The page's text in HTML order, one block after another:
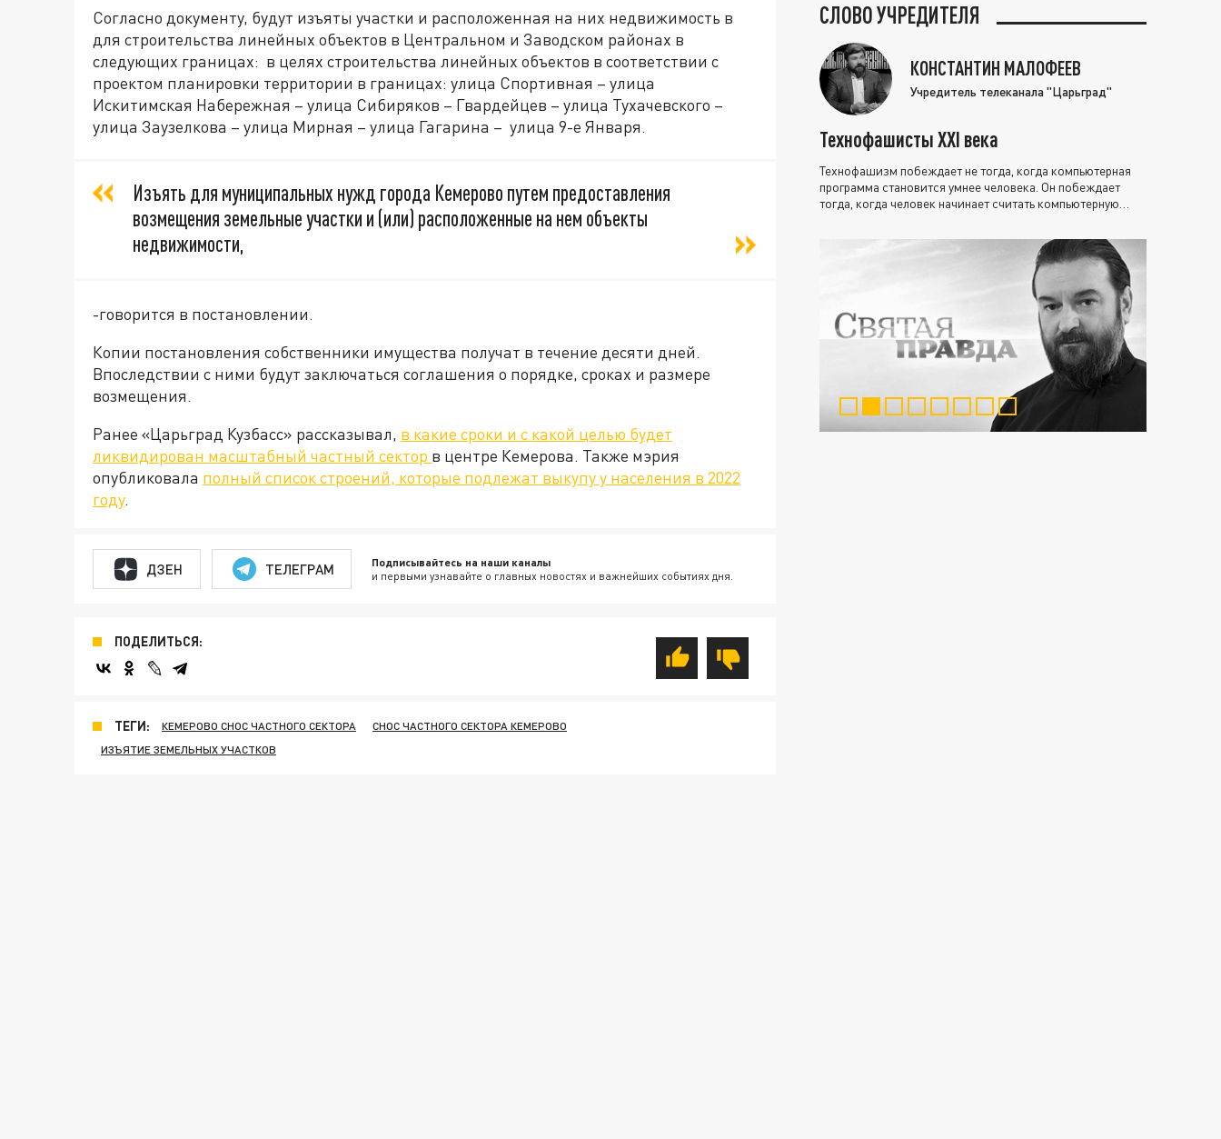
Согласно документу, будут изъяты участки и расположенная на них недвижимость в
для строительства линейных объектов в Центральном и Заводском районах в
следующих границах: в целях строительства линейных объектов в соответствии с
проектом планировки территории в границах: улица Спортивная – улица
Искитимская Набережная – улица Сибиряков – Гвардейцев – улица Тухачевского –
улица Заузелкова – улица Мирная – улица Гагарина – улица 9-е Января.
Изъять для муниципальных нужд города Кемерово путем предоставления
возмещения земельные участки и (или) расположенные на нем объекты
недвижимости,
-говорится в постановлении.
Копии постановления собственники имущества получат в течение десяти дней.
Впоследствии с ними будут заключаться соглашения о порядке, сроках и размере
возмещения.
Ранее «Царьград Кузбасс» рассказывал, в какие сроки и с какой целью будет
ликвидирован масштабный частный сектор в центре Кемерова. Также мэрия
опубликовала полный список строений, которые подлежат выкупу у населения в 2022
году.
ДЗЕН ТЕЛЕГРАМ Подписывайтесь на наши каналы
и первыми узнавайте о главных новостях и важнейших событиях дня.
ПОДЕЛИТЬСЯ:
ТЕГИ: КЕМЕРОВО СНОС ЧАСТНОГО СЕКТОРА
СНОС ЧАСТНОГО СЕКТОРА КЕМЕРОВО
ИЗЪЯТИЕ ЗЕМЕЛЬНЫХ УЧАСТКОВ
СЛОВО УЧРЕДИТЕЛЯ
КОНСТАНТИН МАЛОФЕЕВ
Учредитель телеканала "Царьград"
Технофашисты XXI века
Технофашизм побеждает не тогда, когда компьютерная
программа становится умнее человека. Он побеждает
тогда, когда человек начинает считать компьютерную